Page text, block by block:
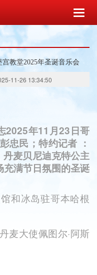
教堂2025年圣诞音乐会
11-26 13:34:50
年11月23日哥
忠民；特约记者 ：
麦贝尼迪克特公主
满节日氛围的圣诞
和冰岛驻哥本哈根
麦大使佩图尔·阿斯